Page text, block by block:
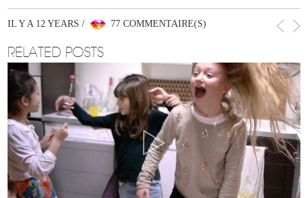
IL Y A 12 YEARS / 77 COMMENTAIRE(S)
RELATED POSTS